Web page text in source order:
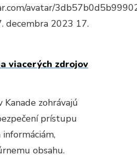
avatar/
decembra 2023 17.
viacerých zdrojov
zohrávajú
prístupu
obsahu.